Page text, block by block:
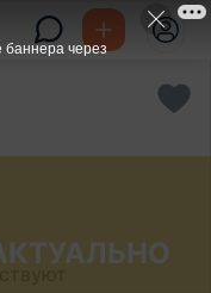
баннера через